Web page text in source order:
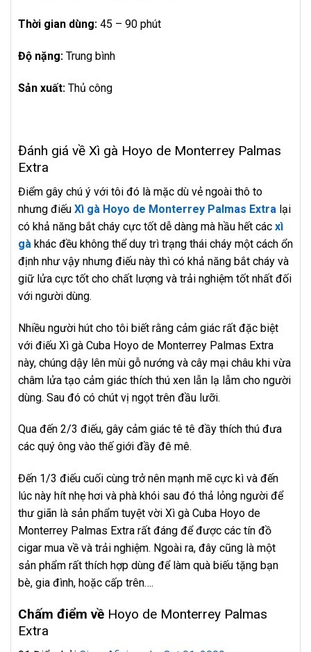
Thời gian dùng: 45 – 90 phút
Độ nặng: Trung bình
Sản xuất: Thủ công
Đánh giá về Xì gà Hoyo de Monterrey Palmas
Extra
Điểm gây chú ý với tôi đó là mặc dù vẻ ngoài thô to
nhưng điếu Xì gà Hoyo de Monterrey Palmas Extra lại
có khả năng bắt cháy cực tốt dễ dàng mà hầu hết các xì
gà khác đều không thể duy trì trạng thái cháy một cách ổn
định như vậy nhưng điếu này thì có khả năng bắt cháy và
giữ lửa cực tốt cho chất lượng và trải nghiệm tốt nhất đối
với người dùng.
Nhiều người hút cho tôi biết rằng cảm giác rất đặc biệt
với điếu Xì gà Cuba Hoyo de Monterrey Palmas Extra
này, chúng dậy lên mùi gỗ nướng và cây mại châu khi vừa
châm lửa tạo cảm giác thích thú xen lẫn lạ lẫm cho người
dùng. Sau đó có chút vị ngọt trên đầu lưỡi.
Qua đến 2/3 điếu, gây cảm giác tê tê đầy thích thú đưa
các quý ông vào thế giới đầy đê mê.
Đến 1/3 điếu cuối cùng trở nên mạnh mẽ cực kì và đến
lúc này hít nhẹ hơi và phà khói sau đó thả lỏng người để
thư giãn là sản phẩm tuyệt vời Xì gà Cuba Hoyo de
Monterrey Palmas Extra rất đáng để được các tín đồ
cigar mua về và trải nghiệm. Ngoài ra, đây cũng là một
sản phẩm rất thích hợp dùng để làm quà biếu tặng bạn
bè, gia đình, hoặc cấp trên….
Chấm điểm về Hoyo de Monterrey Palmas
Extra